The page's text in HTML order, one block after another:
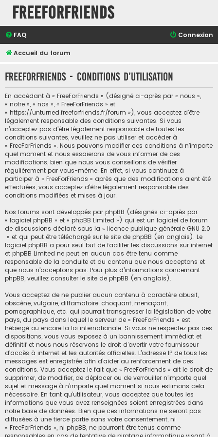
FreeForFriends
FAQ Connexion
Accueil du forum
FreeForFriends - Conditions d’utilisation
En accédant à « FreeForFriends » (désigné ci-après par « nous »,
« notre », « nos », « FreeForFriends » et
« https://unturned.freeforfriends.fr/forum »), vous acceptez d’être
légalement responsable des conditions suivantes. Si vous
n’acceptez pas d’être légalement responsable de toutes les
conditions suivantes, veuillez ne pas utiliser et accéder à
« FreeForFriends ». Nous pouvons modifier ces conditions à n’importe
quel moment et nous essaierons de vous informer de ces
modifications, bien que nous vous conseillons de vérifier
régulièrement par vous-même. En effet, si vous continuez à
participer à « FreeForFriends » après que des modifications aient été
effectuées, vous acceptez d’être légalement responsable des
conditions modifiées et mises à jour.
Nos forums sont développés par phpBB (désignés ci-après par
« logiciel phpBB » et « phpBB Limited ») qui est un logiciel de forum
de discussions déclaré sous la « licence publique générale GNU 2.0
» et qui peut être téléchargé sur le site de phpBB (en anglais). Le
logiciel phpBB a pour seul but de faciliter les discussions sur internet
et phpBB Limited ne peut en aucun cas être tenu comme
responsable de la conduite et du contenu que nous acceptons et
que nous n’acceptons pas. Pour plus d’informations concernant
phpBB, veuillez consulter le site de phpBB (en anglais).
Vous acceptez de ne publier aucun contenu à caractère abusif,
obscène, vulgaire, diffamatoire, choquant, menaçant,
pornographique, etc. qui pourrait transgresser la législation de votre
pays, du pays dans lequel le serveur de « FreeForFriends » est
hébergé ou encore la loi internationale. Si vous ne respectez pas ces
dispositions, vous vous exposez à un bannissement immédiat et
définitif et nous nous réservons le droit d’avertir votre fournisseur
d’accès à internet et les autorités officielles. L’adresse IP de tous les
messages est enregistrée afin d’aider au renforcement de ces
conditions. Vous acceptez le fait que « FreeForFriends » ait le droit de
supprimer, de modifier, de déplacer ou de verrouiller n’importe quel
sujet et message à n’importe quel moment si nous estimons cela
nécessaire. En tant qu’utilisateur, vous acceptez que toutes les
informations que vous avez renseignées soient enregistrées dans
notre base de données. Bien que ces informations ne seront pas
diffusées à une tierce partie sans votre consentement, ni
« FreeForFriends », ni phpBB, ne pourront être tenus comme